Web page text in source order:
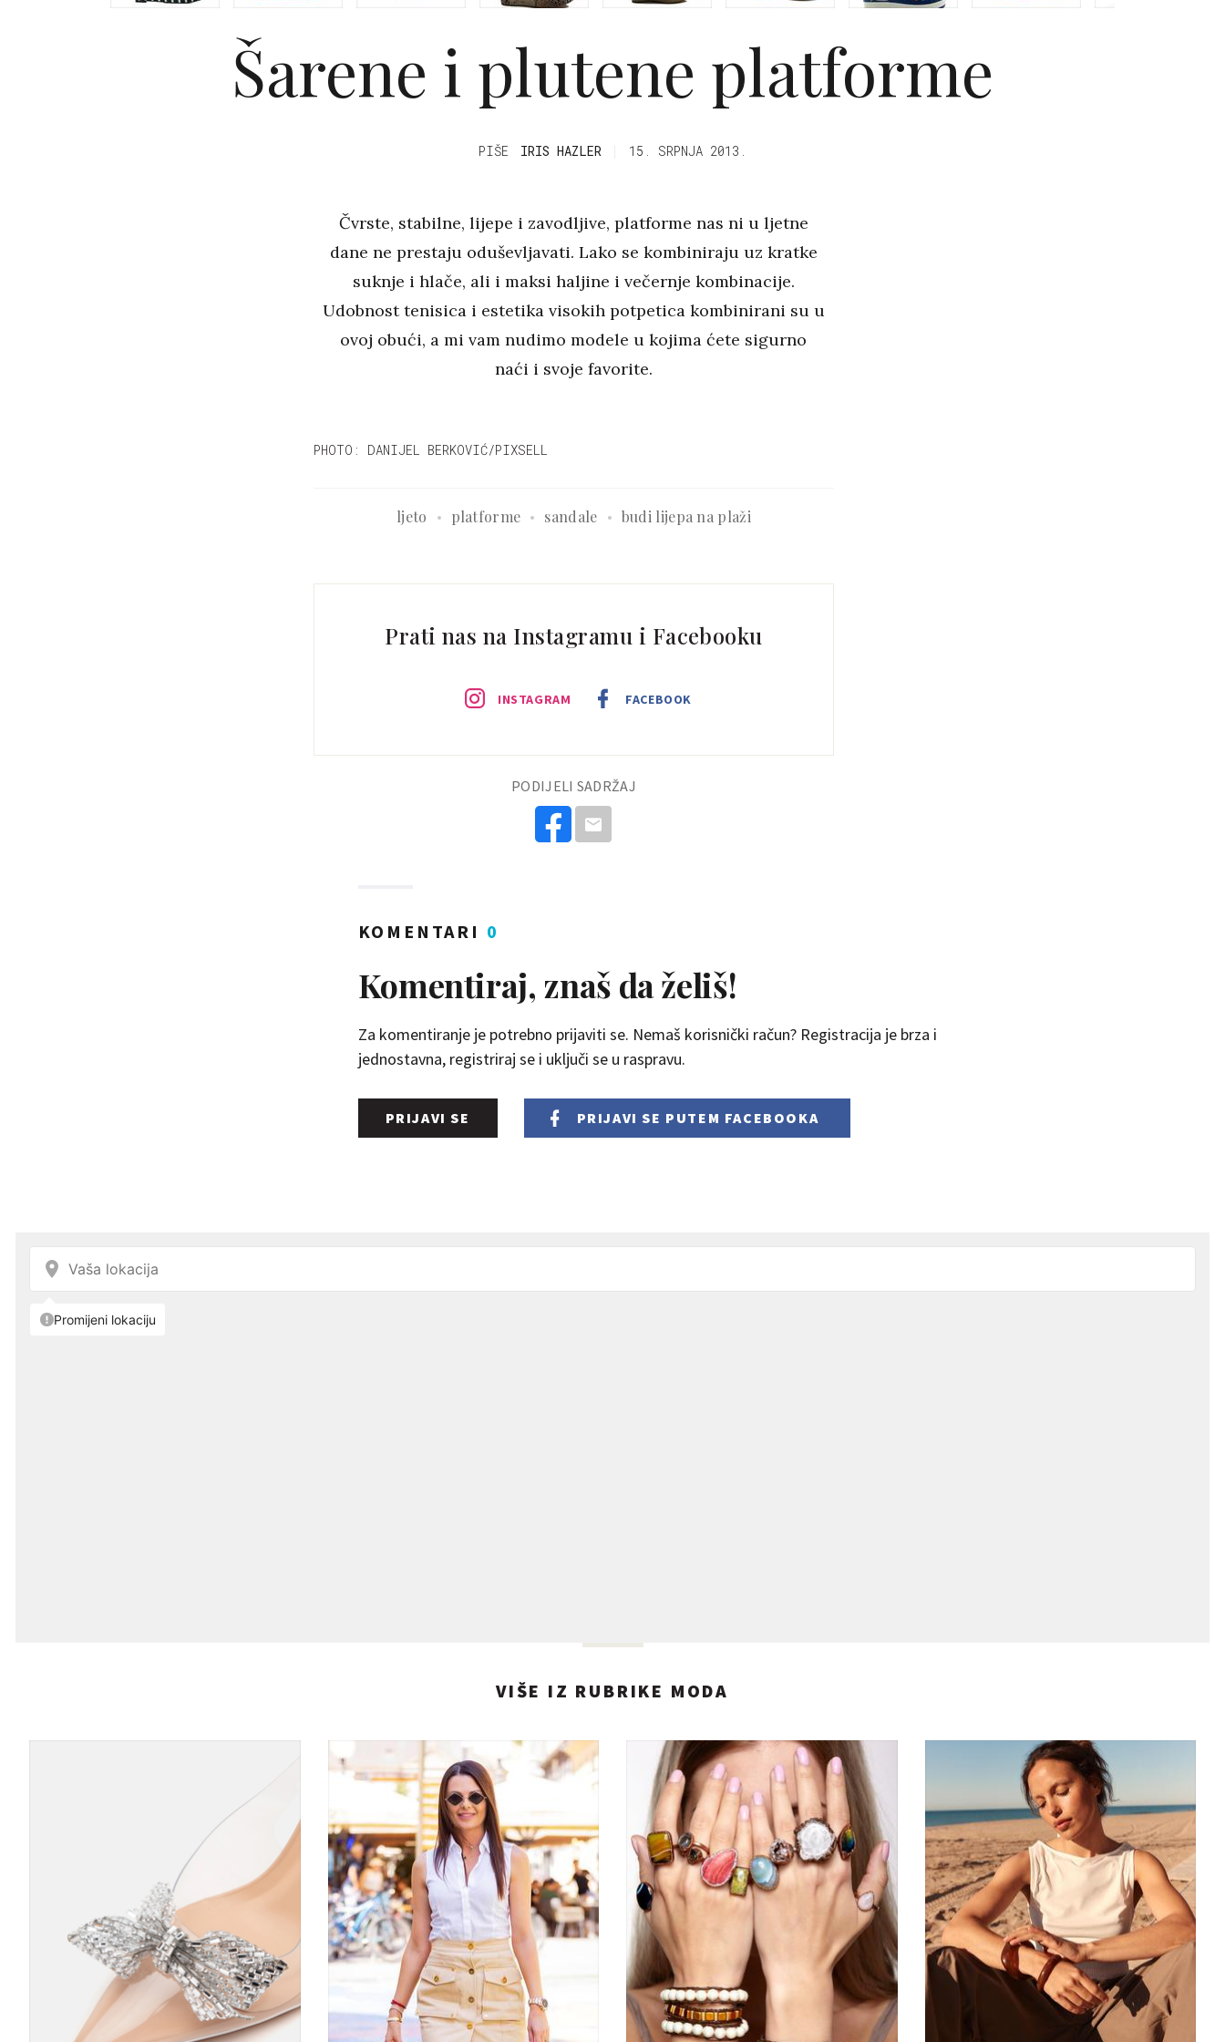
Šarene i plutene platforme
PIŠE IRIS HAZLER 15. SRPNJA 2013.
Čvrste, stabilne, lijepe i zavodljive, platforme nas ni u ljetne
dane ne prestaju oduševljavati. Lako se kombiniraju uz kratke
suknje i hlače, ali i maksi haljine i večernje kombinacije.
Udobnost tenisica i estetika visokih potpetica kombinirani su u
ovoj obući, a mi vam nudimo modele u kojima ćete sigurno
naći i svoje favorite.
PHOTO: DANIJEL BERKOVIĆ/PIXSELL
ljeto platforme sandale budi lijepa na plaži
Prati nas na Instagramu i Facebooku
INSTAGRAM FACEBOOK
PODIJELI SADRŽAJ
KOMENTARI 0
Komentiraj, znaš da želiš!
Za komentiranje je potrebno prijaviti se. Nemaš korisnički račun? Registracija je brza i
jednostavna, registriraj se i uključi se u raspravu.
PRIJAVI SE PRIJAVI SE PUTEM FACEBOOKA
VIŠE IZ RUBRIKE MODA